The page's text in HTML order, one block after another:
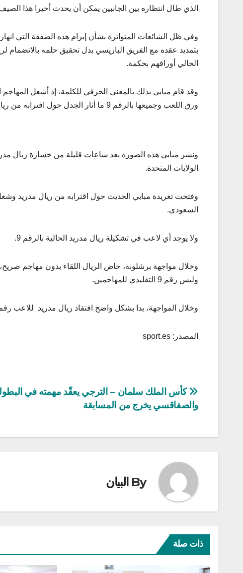
الذي طال انتظاره بين الجانبين يمكن أن يحدث أخيرا هذا
بتمديد عقده مع الفريق الباريسي بدل تحقيق حلمه
الحالي أوراقهم بحكمة.
وقد قام مبابي بذلك بالمعنى الحرفي للكلمة، إذ أشعل
ورق اللعب وجميعها بالرقم 9 ما أثار الجدل حول اقترابه من ريال مدريد.
ونشر مبابي هذه الصورة بعد ساعات قليلة من خسارة ريال
الولايات المتحدة.
السعودي.
ولا يوجد أي لاعب في تشكيلة ريال مدريد الحالية بالرقم 9.
وليس رقم 9 التقليدي للمهاجمين.
وخلال المواجهة، بدا بشكل واضح افتقاد ريال مدريد للاعب رقم 9 وهداف من الطراز
المصدر: sport.es
تصفّح
المقالات
كأس الملك سلمان – الترجي يعقّد مهمته في
والصفاقسي يخرج من المسابقة
By البيان
ذات صلة